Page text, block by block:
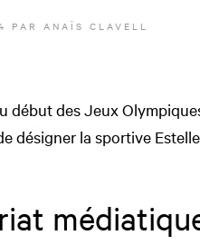
PAR ANAÏS CLAVELL
début des Jeux
désigner la sportive